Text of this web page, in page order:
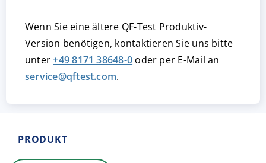
Wenn Sie eine ältere QF-Test Produktiv-
Version benötigen, kontaktieren Sie uns bitte
unter+49 8171 38648-0 oder per E-Mail an
service@qftest.com.
PRODUKT